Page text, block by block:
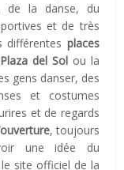
de la danse, du
et de très
différentes places
Plaza del Sol ou la
gens danser, des
et costumes
et de regards
, toujours
une idée du
site officiel de la